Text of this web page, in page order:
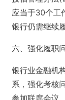
应当于30个工
银行仍需继续
六、强化履职
银行业金融机
系，强化考核
参加联席会议